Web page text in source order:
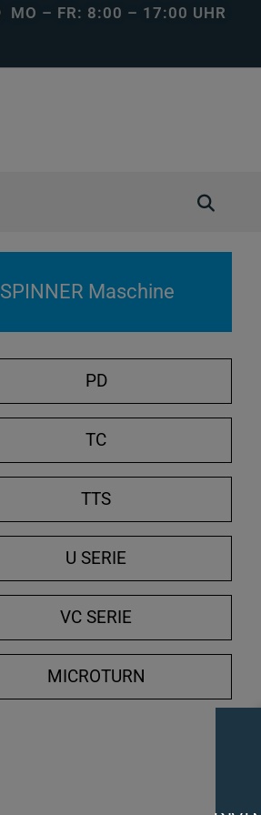
MO – FR: 8:00 – 17:00 UHR
c
ö
f
n
/
c
l
ß
n
SPINNER Maschine
PD
TC
TTS
U SERIE
VC SERIE
MICROTURN